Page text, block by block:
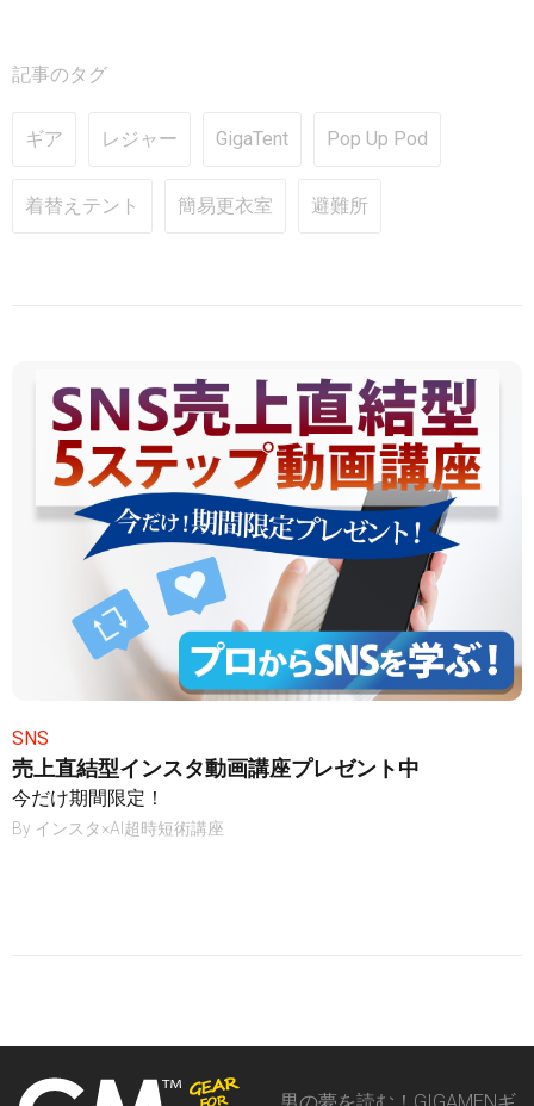
記事のタグ
ギア レジャー GigaTent Pop Up Pod
着替えテント 簡易更衣室 避難所
SNS
売上直結型インスタ動画講座プレゼント中
今だけ期間限定！
By インスタ×AI超時短術講座